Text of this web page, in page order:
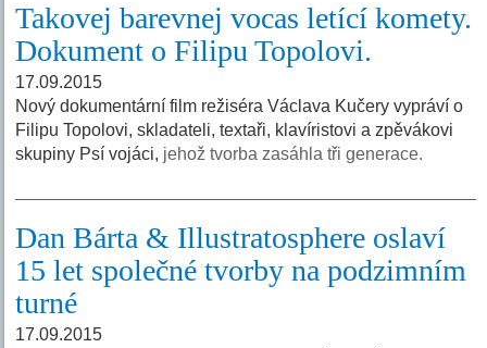
Takovej barevnej vocas letící komety.
Dokument o Filipu Topolovi.
17.09.2015
Nový dokumentární film režiséra Václava Kučery vypráví o
Filipu Topolovi, skladateli, textaři, klavíristovi a zpěvákovi
skupiny Psí vojáci, jehož tvorba zasáhla tři generace.
Dan Bárta & Illustratosphere oslaví
15 let společné tvorby na podzimním
turné
17.09.2015